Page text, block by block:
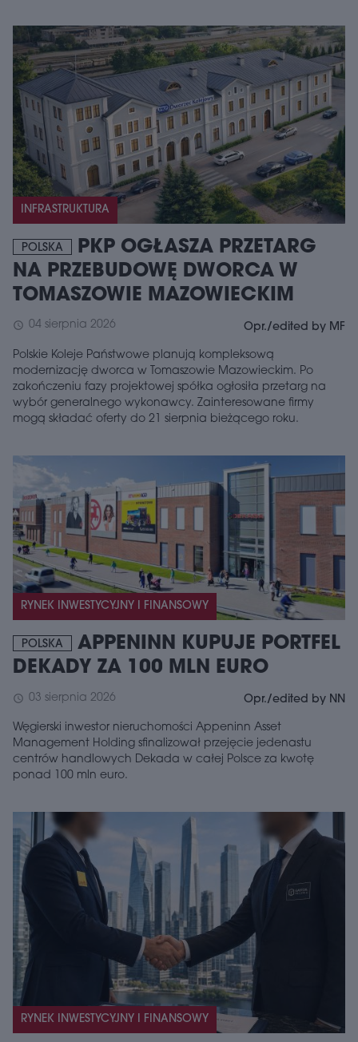
INFRASTRUKTURA
POLSKA
PKP OGŁASZA PRZETARG
NA PRZEBUDOWĘ DWORCA W
TOMASZOWIE MAZOWIECKIM
schedule 04 sierpnia 2026 Opr./edited by MF
Polskie Koleje Państwowe planują kompleksową
modernizację dworca w Tomaszowie Mazowieckim. Po
zakończeniu fazy projektowej spółka ogłosiła przetarg na
wybór generalnego wykonawcy. Zainteresowane firmy
mogą składać oferty do 21 sierpnia bieżącego roku.
RYNEK INWESTYCYJNY I FINANSOWY
POLSKA
APPENINN KUPUJE PORTFEL
DEKADY ZA 100 MLN EURO
schedule 03 sierpnia 2026 Opr./edited by NN
Węgierski inwestor nieruchomości Appeninn Asset
Management Holding sfinalizował przejęcie jedenastu
centrów handlowych Dekada w całej Polsce za kwotę
ponad 100 mln euro.
RYNEK INWESTYCYJNY I FINANSOWY